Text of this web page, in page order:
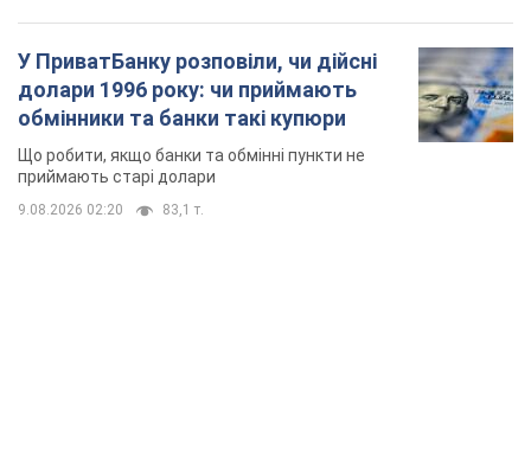
У ПриватБанку розповіли, чи дійсні
долари 1996 року: чи приймають
обмінники та банки такі купюри
Що робити, якщо банки та обмінні пункти не
приймають старі долари
9.08.2026 02:20 83,1 т.